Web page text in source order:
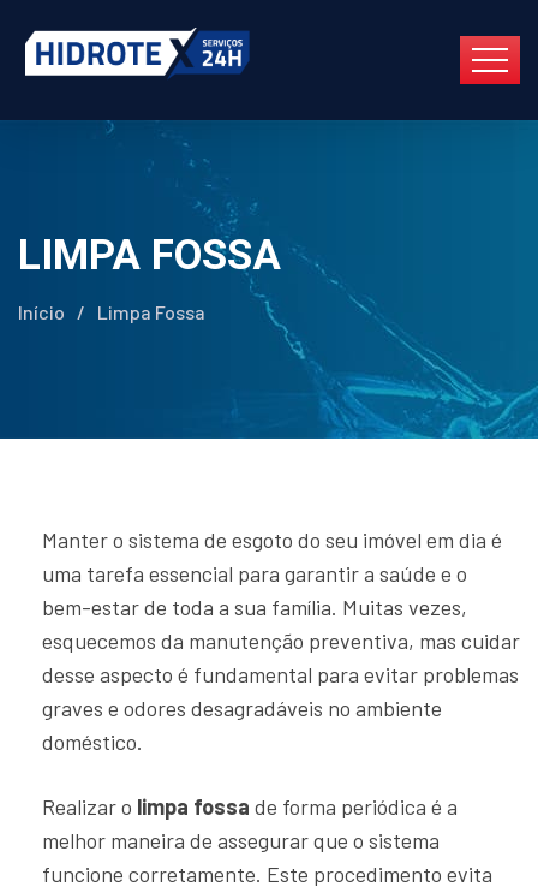
LIMPA FOSSA
Início / Limpa Fossa
Manter o sistema de esgoto do seu imóvel em dia é
uma tarefa essencial para garantir a saúde e o
bem-estar de toda a sua família. Muitas vezes,
esquecemos da manutenção preventiva, mas cuidar
desse aspecto é fundamental para evitar problemas
graves e odores desagradáveis no ambiente
doméstico.
Realizar o limpa fossa de forma periódica é a
melhor maneira de assegurar que o sistema
funcione corretamente. Este procedimento evita